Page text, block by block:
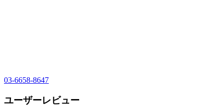
03-6658-8647
ユーザーレビュー